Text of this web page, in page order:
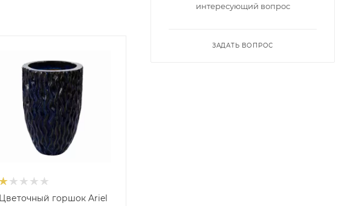
Цветочный горшок Ariel
интересующий вопрос
ЗАДАТЬ ВОПРОС